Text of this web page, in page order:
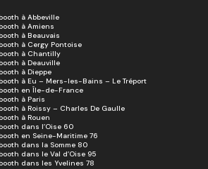
à Abbeville
à Amiens
à Beauvais
à Cergy Pontoise
à Chantilly
à Deauville
à Dieppe
à Eu – Mers-les-Bains – Le Tréport
en Île-de-France
à Paris
à Roissy – Charles De Gaulle
à Rouen
dans l’Oise 60
en Seine-Maritime 76
dans la Somme 80
dans le Val d’Oise 95
dans les Yvelines 78